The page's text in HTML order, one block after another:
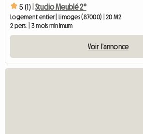
5 (1) | Studio Meublé 2°
Logement entier | Limoges (87000) | 20 M2
2 pers. | 3 mois minimum
Voir l'annonce